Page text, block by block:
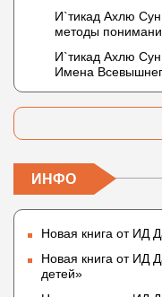
не пришло в
Таймийи
И`тикад Ахлю
методы
Что означает
(без образа)?
И`тикад Ахлю
Имена
ИНФО
Новая книга от ИД
Новая книга от ИД
детей»